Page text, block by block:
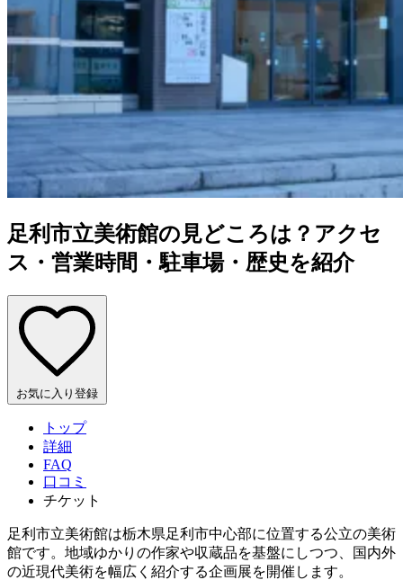
足利市立美術館の見どころは？アクセ
ス・営業時間・駐車場・歴史を紹介
お気に入り登録
トップ
詳細
FAQ
口コミ
チケット
足利市立美術館は栃木県足利市中心部に位置する公立の美術
館です。地域ゆかりの作家や収蔵品を基盤にしつつ、国内外
の近現代美術を幅広く紹介する企画展を開催します。